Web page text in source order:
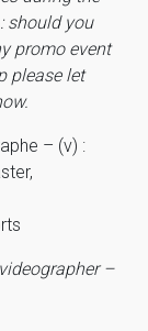
should you
promo event
please let
– (v) :
–